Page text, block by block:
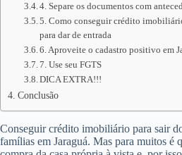
4. Separe os documentos com
5. Como conseguir crédito
para dar de entrada
6. Aproveite o cadastro positivo em
7. Use seu FGTS
DICA EXTRA!!!
Conclusão
Conseguir crédito imobiliário para sair
famílias em Jaraguá. Mas para muitos é